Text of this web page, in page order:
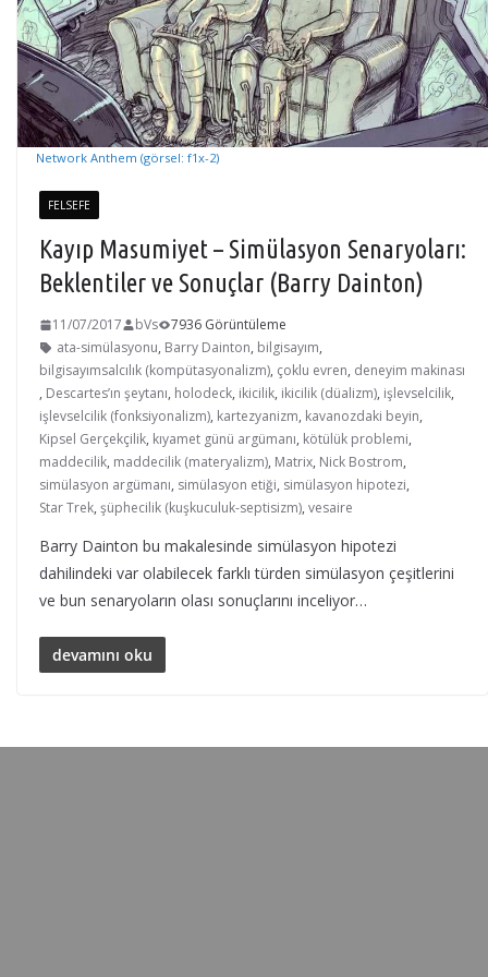
Network Anthem (görsel: f1x-2)
FELSEFE
Kayıp Masumiyet – Simülasyon Senaryoları:
Beklentiler ve Sonuçlar (Barry Dainton)
11/07/2017 bVs
7936 Görüntüleme
ata-simülasyonu, Barry Dainton, bilgisayım,
bilgisayımsalcılık (kompütasyonalizm), çoklu evren, deneyim makinası
, Descartes’ın şeytanı, holodeck, ikicilik, ikicilik (düalizm), işlevselcilik,
işlevselcilik (fonksiyonalizm), kartezyanizm, kavanozdaki beyin,
Kipsel Gerçekçilik, kıyamet günü argümanı, kötülük problemi,
maddecilik, maddecilik (materyalizm), Matrix, Nick Bostrom,
simülasyon argümanı, simülasyon etiği, simülasyon hipotezi,
Star Trek, şüphecilik (kuşkuculuk-septisizm), vesaire
Barry Dainton bu makalesinde simülasyon hipotezi
dahilindeki var olabilecek farklı türden simülasyon çeşitlerini
ve bun senaryoların olası sonuçlarını inceliyor…
devamını oku